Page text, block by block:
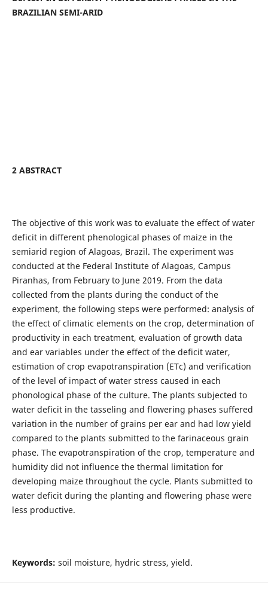
BRAZILIAN SEMI-ARID
2 ABSTRACT
The objective of this work was to evaluate the effect of water
deficit in different phenological phases of maize in the
semiarid region of Alagoas, Brazil. The experiment was
conducted at the Federal Institute of Alagoas, Campus
Piranhas, from February to June 2019. From the data
collected from the plants during the conduct of the
experiment, the following steps were performed: analysis of
the effect of climatic elements on the crop, determination of
productivity in each treatment, evaluation of growth data
and ear variables under the effect of the deficit water,
estimation of crop evapotranspiration (ETc) and verification
of the level of impact of water stress caused in each
phonological phase of the culture. The plants subjected to
water deficit in the tasseling and flowering phases suffered
variation in the number of grains per ear and had low yield
compared to the plants submitted to the farinaceous grain
phase. The evapotranspiration of the crop, temperature and
humidity did not influence the thermal limitation for
developing maize throughout the cycle. Plants submitted to
water deficit during the planting and flowering phase were
less productive.
Keywords: soil moisture, hydric stress, yield.